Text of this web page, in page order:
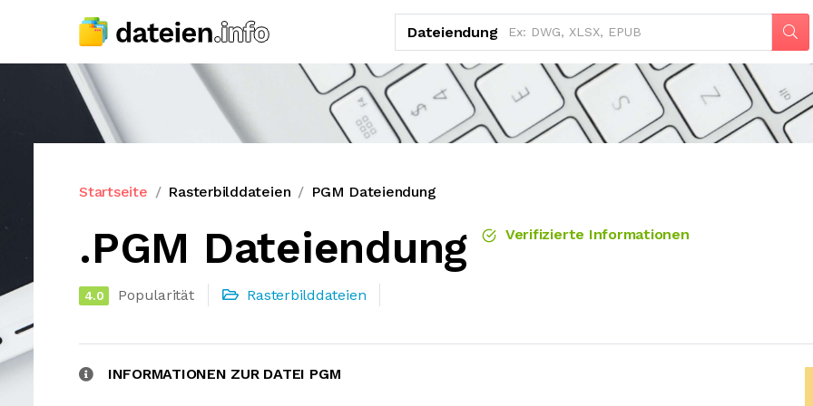
Dateiendung
Startseite Rasterbilddateien PGM Dateiendung
.PGM Dateiendung Verifizierte Informationen
4.0 Popularität Rasterbilddateien
INFORMATIONEN ZUR DATEI PGM